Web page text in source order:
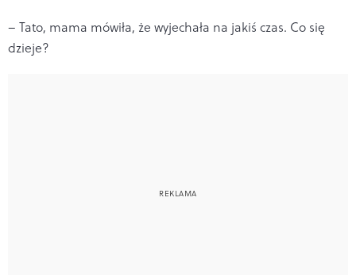
– Tato, mama mówiła, że wyjechała na jakiś czas. Co się
dzieje?